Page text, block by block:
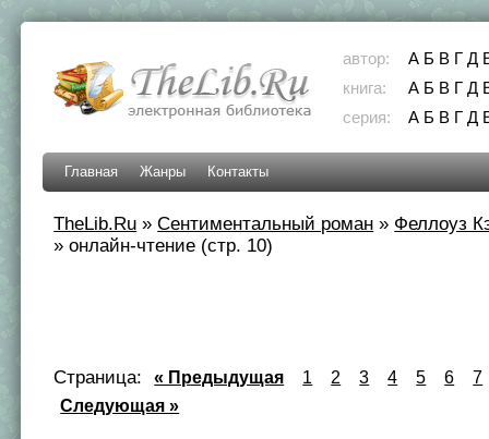
автор: А Б В Г Д
книга:
А Б В Г Д
серия:
А Б В Г Д
Главная Жанры Контакты
TheLib.Ru »Сентиментальный роман » Феллоуз
»онлайн-чтение (стр. 10)
Страница: « Предыдущая 1 2 3 4 5 6
7
Следующая »